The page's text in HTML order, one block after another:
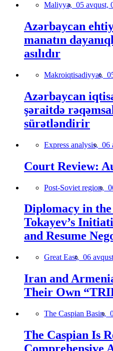
Maliyyə, 05 avqust,
Azərbaycan
manatın
asılıdır
Makroiqtisadiyyat,
Azərbaycan
şəraitdə
sürətləndirir
Express analysis, 06
Court Review:
Post-Soviet region,
Diplomacy in the
Tokayev’s
and Resume
Great East, 06
Iran and
Their Own
The Caspian Basin,
The Caspian Is